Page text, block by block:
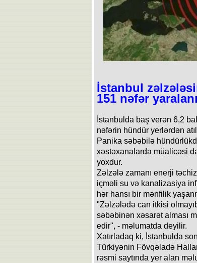
İstanbul
151 nəfər
İstanbulda baş verən 6,2
nəfərin hündür yerlərdən
Panika səbəbilə
xəstəxanalarda müalicəsi
yoxdur.
Zəlzələ zamanı enerji
içməli su və kanalizasiya
hər hansı bir mənfilik
"Zəlzələdə can itkisi
səbəbinən xəsarət alması
edir", - məlumatda deyilir.
Xatırladaq ki, İstanbulda
Türkiyənin Fövqəladə
rəsmi saytında yer alan